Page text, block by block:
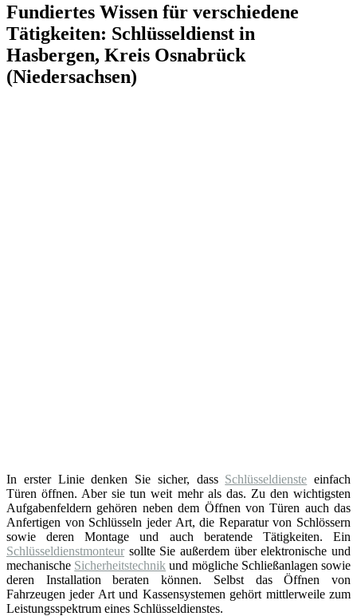
Fundiertes Wissen für verschiedene
Tätigkeiten: Schlüsseldienst in
Hasbergen, Kreis Osnabrück
(Niedersachsen)
In erster Linie denken Sie sicher, dass Schlüsseldienste einfach
Türen öffnen. Aber sie tun weit mehr als das. Zu den wichtigsten
Aufgabenfeldern gehören neben dem Öffnen von Türen auch das
Anfertigen von Schlüsseln jeder Art, die Reparatur von Schlössern
sowie deren Montage und auch beratende Tätigkeiten. Ein
Schlüsseldienstmonteur sollte Sie außerdem über elektronische und
mechanische Sicherheitstechnik und mögliche Schließanlagen sowie
deren Installation beraten können. Selbst das Öffnen von
Fahrzeugen jeder Art und Kassensystemen gehört mittlerweile zum
Leistungsspektrum eines Schlüsseldienstes.